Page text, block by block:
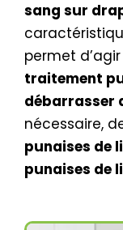
sang sur
permet
traitement
débarrasser
nécessaire,
punaises de
punaises de